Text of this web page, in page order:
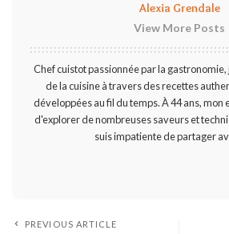
Alexia Grendale
View More Posts
Chef cuistot passionnée par la
de la cuisine à travers des recettes
développées au fil du temps. À 44 ans, mon
d'explorer de nombreuses saveurs et
suis impatiente de partager
PREVIOUS ARTICLE